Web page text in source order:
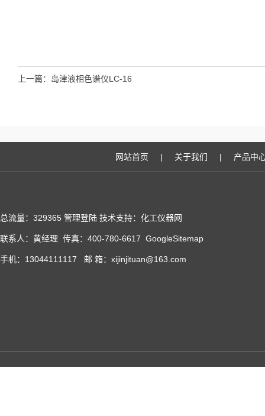
上一篇： 岛津液相色谱仪LC-16
网站首页 | 关于我们 | 产品中
总流量：329365 管理登陆 技术支持：化工仪器网
联系人：黄经理 传真：400-780-6617 GoogleSitemap
手机：13044111117 邮 箱：xijinjituan@163.com